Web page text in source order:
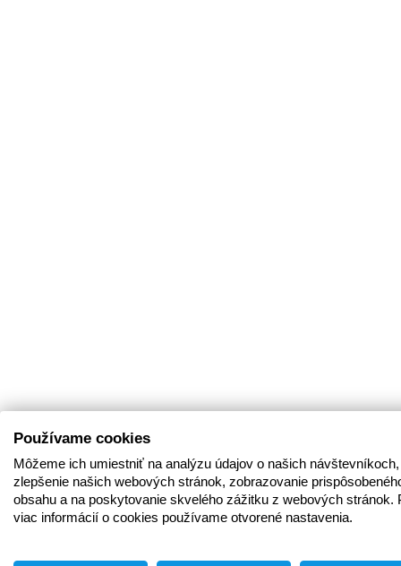
Používame cookies
Môžeme ich umiestniť na analýzu údajov o našich
zlepšenie našich webových stránok, zobrazovanie
obsahu a na poskytovanie skvelého zážitku z webových stránok.
viac informácií o cookies používame otvorené nastavenia.